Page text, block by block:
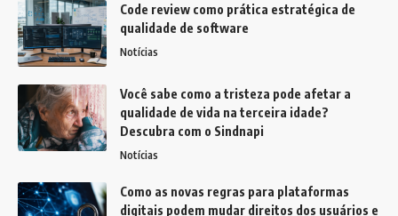
Code review como prática estratégica de
qualidade de software
Notícias
Você sabe como a tristeza pode afetar a
qualidade de vida na terceira idade?
Descubra com o Sindnapi
Notícias
Como as novas regras para plataformas
digitais podem mudar direitos dos usuários e